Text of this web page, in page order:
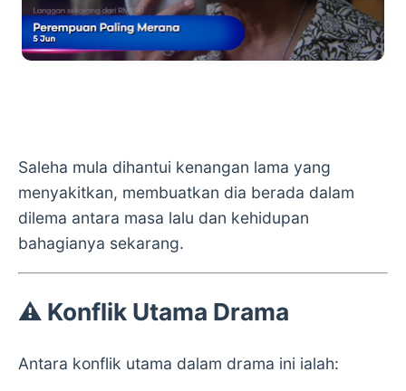
Saleha mula dihantui kenangan lama yang
menyakitkan, membuatkan dia berada dalam
dilema antara masa lalu dan kehidupan
bahagianya sekarang.
⚠️ Konflik Utama Drama
Antara konflik utama dalam drama ini ialah: